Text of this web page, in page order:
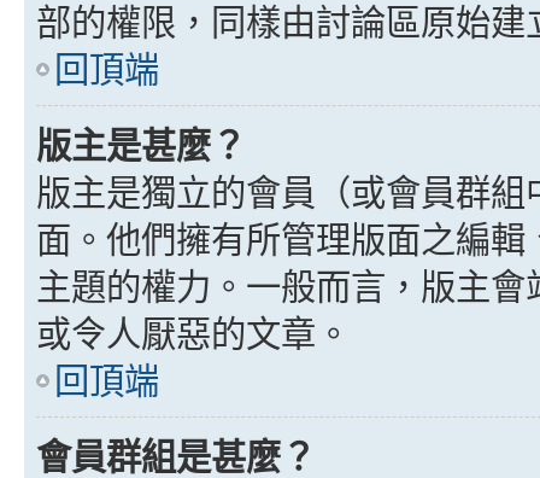
部的權限，同樣由討論區原始建
回頂端
版主是甚麼？
版主是獨立的會員（或會員群
面。他們擁有所管理版面之編
主題的權力。一般而言，版主
或令人厭惡的文章。
回頂端
會員群組是甚麼？